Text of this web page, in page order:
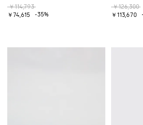
￥114,793
￥74,615
-35%
￥126,300
￥113,670